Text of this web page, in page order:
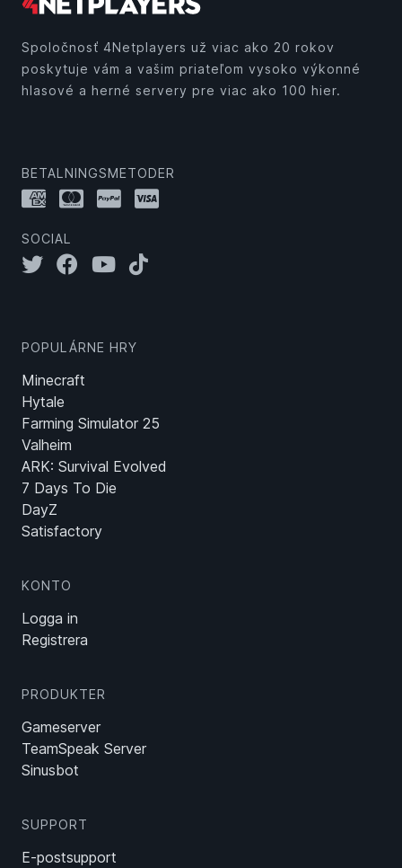
Spoločnosť 4Netplayers už viac ako 20 rokov
poskytuje vám a vašim priateľom vysoko výkonné
hlasové a herné servery pre viac ako 100 hier.
BETALNINGSMETODER
SOCIAL
POPULÁRNE HRY
Minecraft
Hytale
Farming Simulator 25
Valheim
ARK: Survival Evolved
7 Days To Die
DayZ
Satisfactory
KONTO
Logga in
Registrera
PRODUKTER
Gameserver
TeamSpeak Server
Sinusbot
SUPPORT
E-postsupport